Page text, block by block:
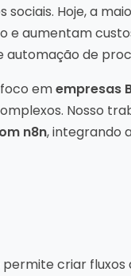
Hoje, a
e aumentam
de
emempresas
Nosso
n8n, integrando
permite criar fluxos